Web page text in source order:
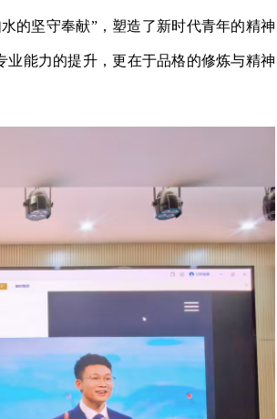
的坚守奉献”，塑造了新时代青年的精神
业能力的提升，更在于品格的修炼与精神